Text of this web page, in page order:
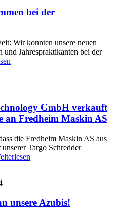
bei der
Wir konnten unsere neuen
und Jahrespraktikanten bei der
GmbH verkauft
an Fredheim Maskin AS
die Fredheim Maskin AS aus
Targo Schredder
unsere Azubis!